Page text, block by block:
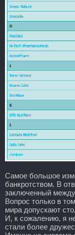
Самое большое
банкротством. В
заключенный
Вопрос только в
мира допускают
И, к сожалению, я
стали более